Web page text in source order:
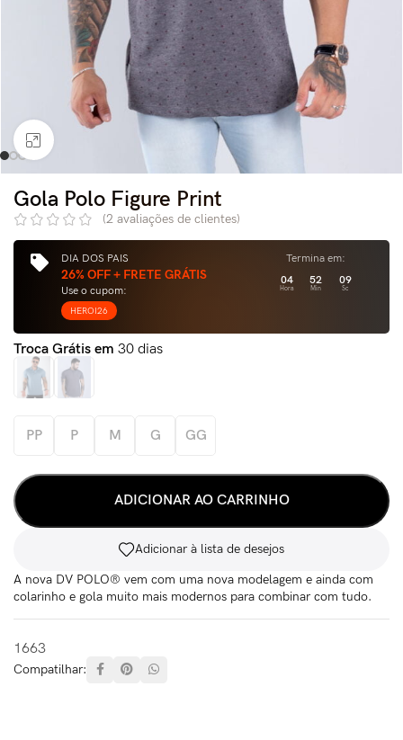
Clique para ampliar
Gola Polo Figure Print
(2 avaliações de clientes)
DIA DOS PAIS
26% OFF + FRETE GRÁTIS
Use o cupom:
HEROI26
Termina em:
04
Hora
52
Min
08
Sc
Troca Grátis em 30 dias
PP P M G GG
ADICIONAR AO CARRINHO
Adicionar à lista de desejos
A nova DV POLO® vem com uma nova modelagem e ainda com
colarinho e gola muito mais modernos para combinar com tudo.
1663
Compatilhar: